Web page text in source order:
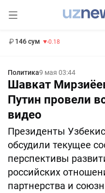
146 сум -0.18
Политика9 мая 03:44
Шавкат
Путин провели
видео
Президенты
обсудили текущее
перспективы
российских
партнерства и